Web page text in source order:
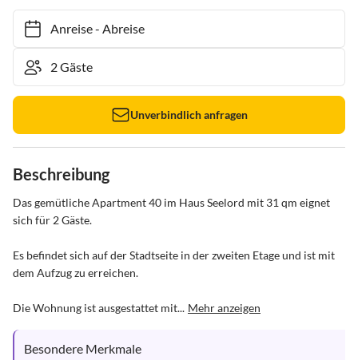
Anreise- Abreise
Unverbindlich anfragen
Beschreibung
Das gemütliche Apartment 40 im Haus Seelord mit 31 qm eignet
sich für 2 Gäste.
Es befindet sich auf der Stadtseite in der zweiten Etage und ist mit
dem Aufzug zu erreichen.
Die Wohnung ist ausgestattet mit... Mehr anzeigen
Besondere Merkmale